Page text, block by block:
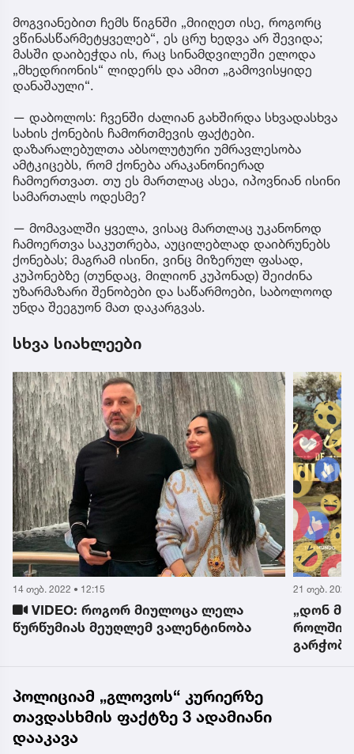
მოგვიანებით ჩემს წიგნში „მიიღეთ ისე, როგორც
ვწინასწარმეტყველებ“, ეს ცრუ ხედვა არ შევიდა;
მასში დაიბეჭდა ის, რაც სინამდვილეში ელოდა
„მხედრიონის“ ლიდერს და ამით „გამოვისყიდე
დანაშაული“.
— დაბოლოს: ჩვენში ძალიან გახშირდა სხვადასხვა
სახის ქონების ჩამორთმევის ფაქტები.
დაზარალებულთა აბსოლუტური უმრავლესობა
ამტკიცებს, რომ ქონება არაკანონიერად
ჩამოერთვათ. თუ ეს მართლაც ასეა, იპოვნიან ისინი
სამართალს ოდესმე?
— მომავალში ყველა, ვისაც მართლაც უკანონოდ
ჩამოერთვა საკუთრება, აუცილებლად დაიბრუნებს
ქონებას; მაგრამ ისინი, ვინც მიზერულ ფასად,
კუპონებზე (თუნდაც, მილიონ კუპონად) შეიძინა
უზარმაზარი შენობები და საწარმოები, საბოლოოდ
უნდა შეეგუონ მათ დაკარგვას.
სხვა სიახლეები
14 თებ. 2022 • 12:15
VIDEO: როგორ მიულოცა ლელა
წურწუმიას მეუღლემ ვალენტინობა
21 თებ. 2022
„დონ
პოლიციამ „გლოვოს“ კურიერზე
თავდასხმის ფაქტზე 3 ადამიანი
დააკავა